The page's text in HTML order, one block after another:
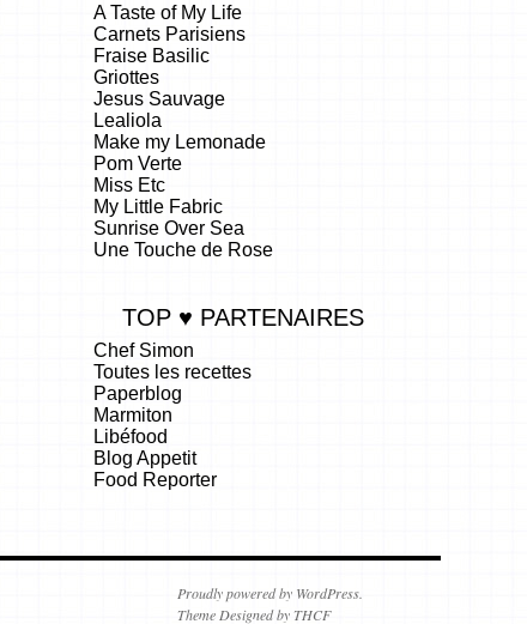
A Taste of My Life
Carnets Parisiens
Fraise Basilic
Griottes
Jesus Sauvage
Lealiola
Make my Lemonade
Pom Verte
Miss Etc
My Little Fabric
Sunrise Over Sea
Une Touche de Rose
TOP ♥ PARTENAIRES
Chef Simon
Toutes les recettes
Paperblog
Marmiton
Libéfood
Blog Appetit
Food Reporter
Proudly powered by WordPress.
Theme Designed by THCF